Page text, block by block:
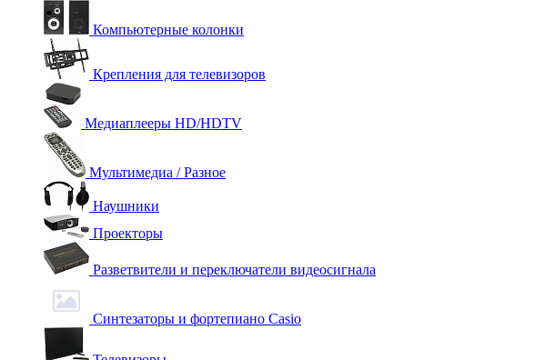
Компьютерные колонки
Крепления для телевизоров
Медиаплееры HD/HDTV
Мультимедиа / Разное
Наушники
Проекторы
Разветвители и переключатели видеосигнала
Синтезаторы и фортепиано Casio